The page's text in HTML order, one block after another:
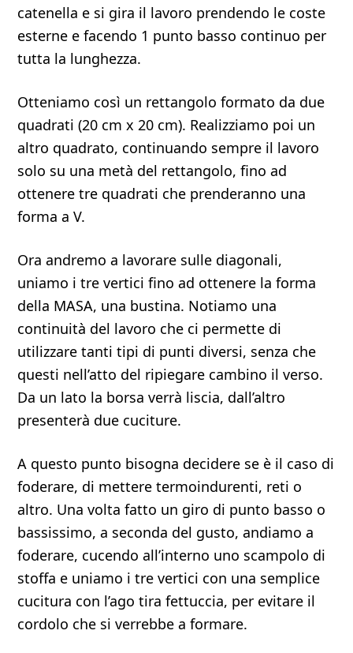
catenella e si gira il lavoro prendendo le coste
esterne e facendo 1 punto basso continuo per
tutta la lunghezza.
Otteniamo così un rettangolo formato da due
quadrati (20 cm x 20 cm). Realizziamo poi un
altro quadrato, continuando sempre il lavoro
solo su una metà del rettangolo, fino ad
ottenere tre quadrati che prenderanno una
forma a V.
Ora andremo a lavorare sulle diagonali,
uniamo i tre vertici fino ad ottenere la forma
della MASA, una bustina. Notiamo una
continuità del lavoro che ci permette di
utilizzare tanti tipi di punti diversi, senza che
questi nell’atto del ripiegare cambino il verso.
Da un lato la borsa verrà liscia, dall’altro
presenterà due cuciture.
A questo punto bisogna decidere se è il caso di
foderare, di mettere termoindurenti, reti o
altro. Una volta fatto un giro di punto basso o
bassissimo, a seconda del gusto, andiamo a
foderare, cucendo all’interno uno scampolo di
stoffa e uniamo i tre vertici con una semplice
cucitura con l’ago tira fettuccia, per evitare il
cordolo che si verrebbe a formare.